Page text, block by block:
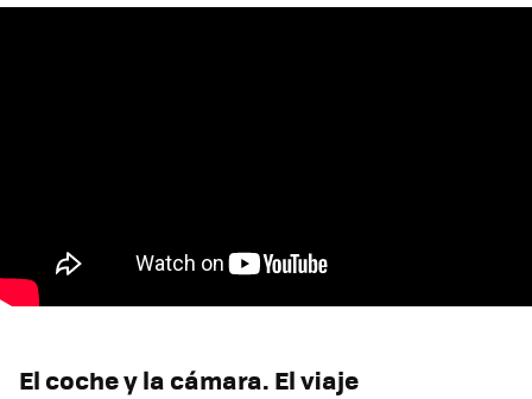
El coche y la cámara. El viaje